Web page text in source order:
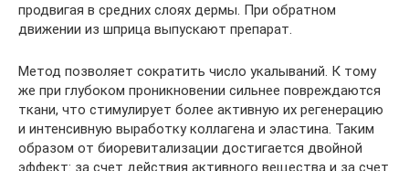
продвигая в средних слоях дермы. При обратном
движении из шприца выпускают препарат.
Метод позволяет сократить число укалываний. К тому
же при глубоком проникновении сильнее повреждаются
ткани, что стимулирует более активную их регенерацию
и интенсивную выработку коллагена и эластина. Таким
образом от биоревитализации достигается двойной
эффект: за счет действия активного вещества и за счет